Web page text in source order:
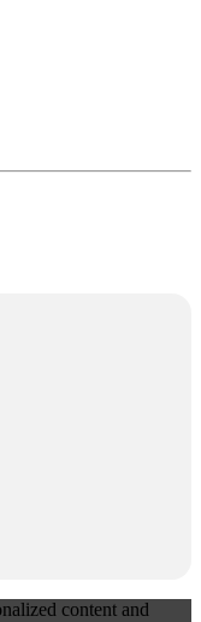
content and